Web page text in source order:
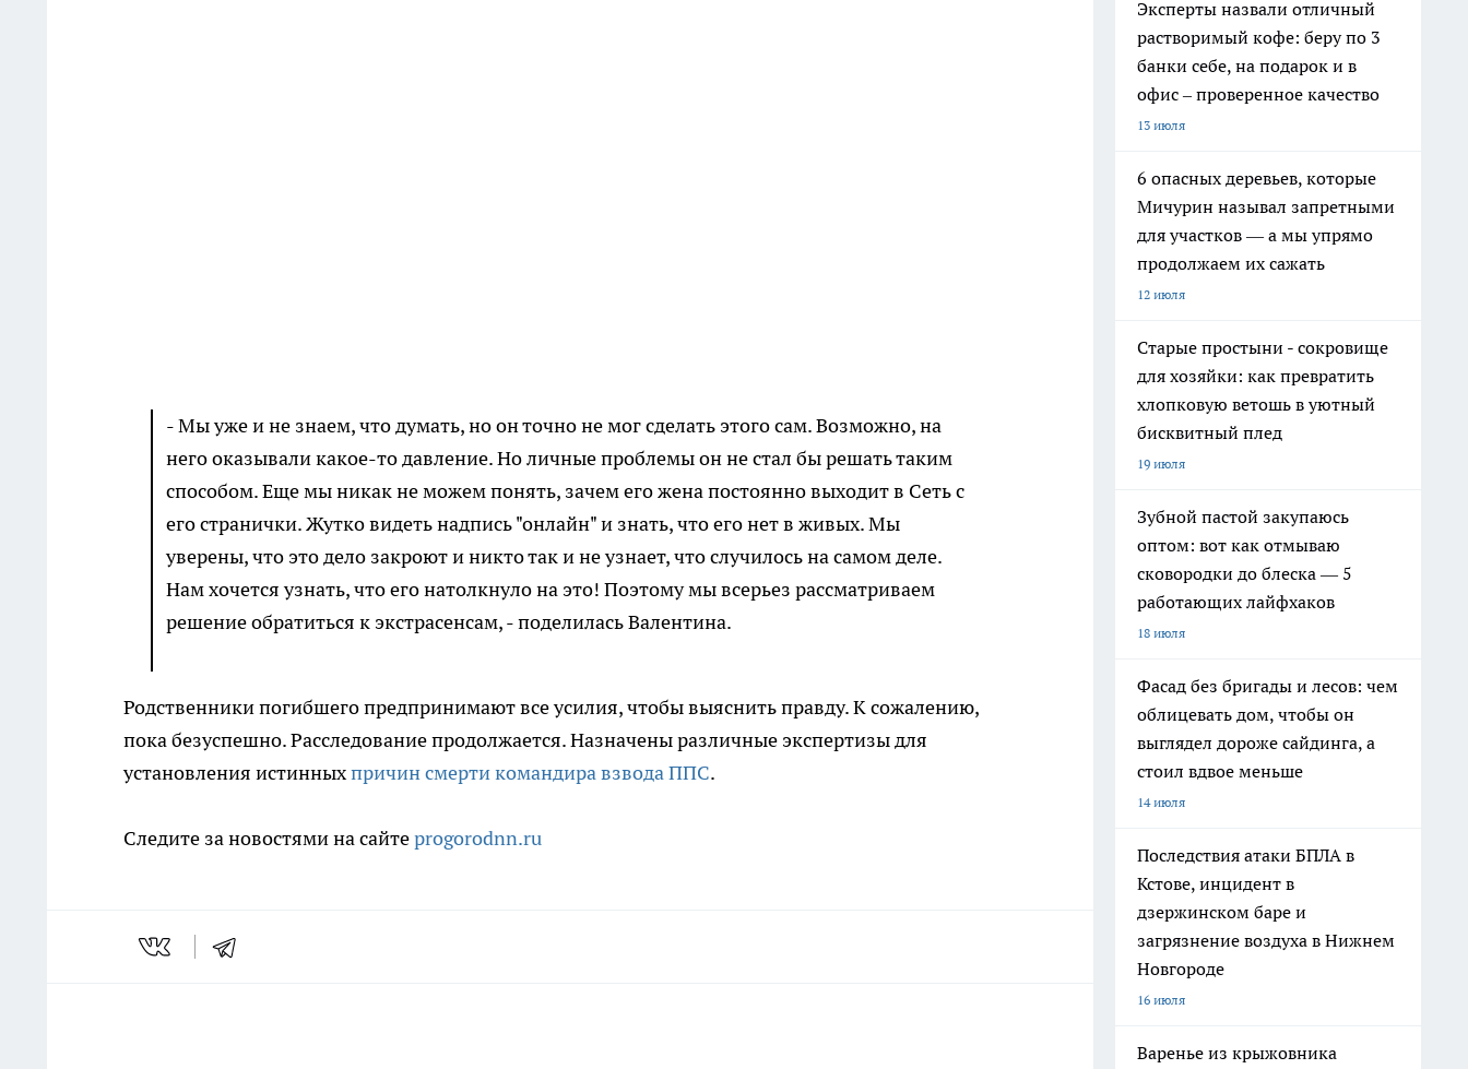
- Мы уже и не знаем, что думать, но он точно не мог сделать этого сам. Возможно, на
него оказывали какое-то давление. Но личные проблемы он не стал бы решать таким
способом. Еще мы никак не можем понять, зачем его жена постоянно выходит в Сеть с
его странички. Жутко видеть надпись "онлайн" и знать, что его нет в живых. Мы
уверены, что это дело закроют и никто так и не узнает, что случилось на самом деле.
Нам хочется узнать, что его натолкнуло на это! Поэтому мы всерьез рассматриваем
решение обратиться к экстрасенсам, - поделилась Валентина.
Родственники погибшего предпринимают все усилия, чтобы выяснить правду. К сожалению,
пока безуспешно. Расследование продолжается. Назначены различные экспертизы для
установления истинныхпричин смерти командира взвода ППС.
Следите за новостями на сайтеprogorodnn.ru
Эксперты назвали отличный
растворимый кофе: беру по 3
банки себе, на подарок и в
офис – проверенное качество
13 июля
6 опасных деревьев, которые
Мичурин называл запретными
для участков — а мы упрямо
продолжаем их сажать
12 июля
Старые простыни - сокровище
для хозяйки: как превратить
хлопковую ветошь в уютный
бисквитный плед
19 июля
Зубной пастой закупаюсь
оптом: вот как отмываю
сковородки до блеска — 5
работающих лайфхаков
18 июля
Фасад без бригады и лесов: чем
облицевать дом, чтобы он
выглядел дороже сайдинга, а
стоил вдвое меньше
14 июля
Последствия атаки БПЛА в
Кстове, инцидент в
дзержинском баре и
загрязнение воздуха в Нижнем
Новгороде
16 июля
Варенье из крыжовника